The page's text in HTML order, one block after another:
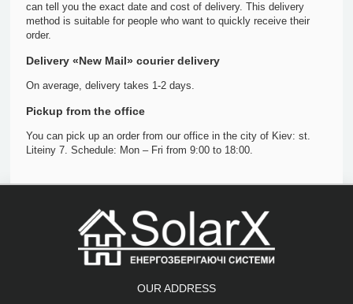
can tell you the exact date and cost of delivery. This delivery
method is suitable for people who want to quickly receive their
order.
Delivery «New Mail» courier delivery
On average, delivery takes 1-2 days.
Pickup from the office
You can pick up an order from our office in the city of Kiev: st.
Liteiny 7. Schedule: Mon – Fri from 9:00 to 18:00.
OUR ADDRESS